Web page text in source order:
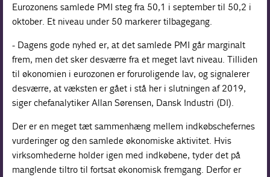
Eurozonens samlede PMI steg fra 50,1 i september til 50,2 i
oktober. Et niveau under 50 markerer tilbagegang.
- Dagens gode nyhed er, at det samlede PMI går marginalt
frem, men det sker desværre fra et meget lavt niveau. Tilliden
til økonomien i eurozonen er foruroligende lav, og signalerer
desværre, at væksten er gået i stå her i slutningen af 2019,
siger chefanalytiker Allan Sørensen, Dansk Industri (DI).
Der er en meget tæt sammenhæng mellem indkøbschefernes
vurderinger og den samlede økonomiske aktivitet. Hvis
virksomhederne holder igen med indkøbene, tyder det på
manglende tiltro til fortsat økonomisk fremgang. Derfor er